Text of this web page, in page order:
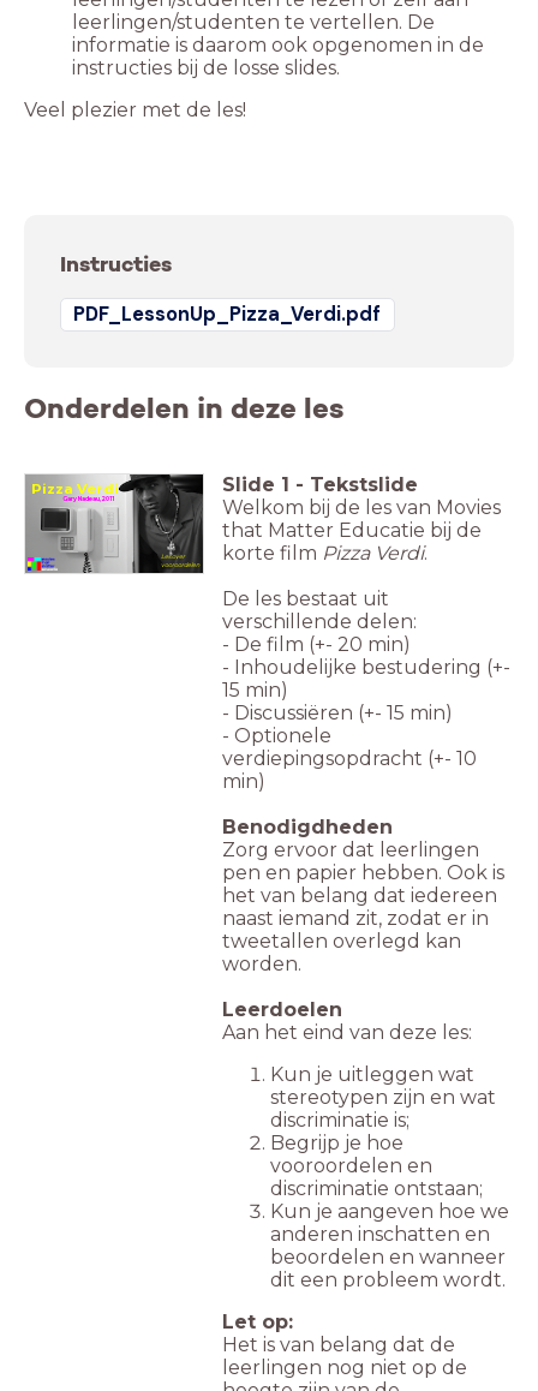
leerlingen/studenten te vertellen. De
informatie is daarom ook opgenomen in de
Veel plezier met de les!
Instructies
PDF_LessonUp_Pizza_Verdi.pdf
Onderdelen in deze les
Pizza Verdi
Gary Nadeau, 2011
Les over
vooroordelen
Slide 1 - Tekstslide
Welkom bij de les van Movies
that Matter Educatie bij de
korte film Pizza Verdi.
De les bestaat uit
verschillende delen:
- De film (+- 20 min)
- Inhoudelijke bestudering (+-
15 min)
- Discussiëren (+- 15 min)
- Optionele
verdiepingsopdracht (+- 10
min)
Benodigdheden
Zorg ervoor dat leerlingen
pen en papier hebben. Ook is
het van belang dat iedereen
naast iemand zit, zodat er in
tweetallen overlegd kan
worden.
Leerdoelen
Aan het eind van deze les:
Kun je uitleggen wat
stereotypen zijn en wat
discriminatie is;
Begrijp je hoe
vooroordelen en
discriminatie ontstaan;
Kun je aangeven hoe we
anderen inschatten en
beoordelen en wanneer
dit een probleem wordt.
Let op:
Het is van belang dat de
leerlingen nog niet op de